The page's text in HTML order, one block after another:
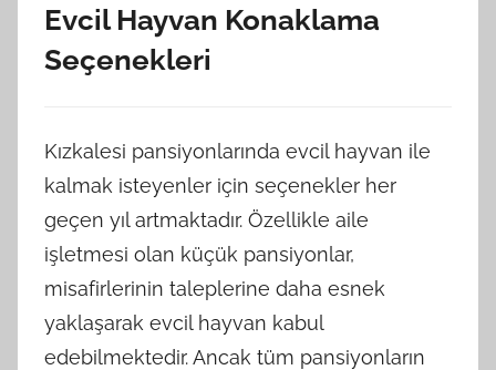
Evcil Hayvan Konaklama
Seçenekleri
Kızkalesi pansiyonlarında evcil hayvan ile
kalmak isteyenler için seçenekler her
geçen yıl artmaktadır. Özellikle aile
işletmesi olan küçük pansiyonlar,
misafirlerinin taleplerine daha esnek
yaklaşarak evcil hayvan kabul
edebilmektedir. Ancak tüm pansiyonların